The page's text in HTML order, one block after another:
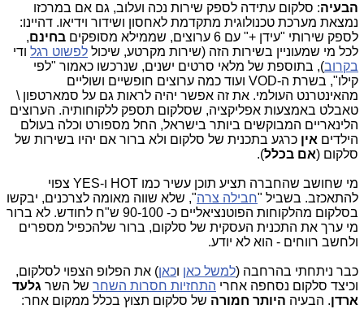
הבעיה: סלקום עתידה לספק שירות נכה ועלוב, גם אם במרכזו
נמצאת מערכת טכנולוגית מתקדמת לאחסון ושידור וידיאו. דהיינו:
לספק שירותי "עידן +" עם 6 ערוצים, שממילא מסופקים
בחינם,
לכל מי שמעוניין בשירות הזה (שירות מקרטע, שיכול לפשוט רגל ודי
בקרוב), בתוספת של מלאי סרטים ישנים, שנרכשו כאמור "לפי
קילו", בשרת ה-VOD ועוד כמה ערוצים חופשיים ושוליים
מהאינטרנט העולמי. את זה אפשר יהיה לראות גם על סמארטפון \
טאבלט באמצעות אפליקציה, שסלקום תספק ללקוחותיה. הערוצים
הלינאריים המבוקשים ביותר בישראל, החל מספורט וכלה בעולם
הילדים אין כרגע בתכנית של סלקום ולא ברור אם יהיו בשירות של
סלקום (אם בכלל).
מי שחושב שהחברה תציע תוכן עשיר כמו HOT ו-YES צפוי
להתאכזב. בשביל "חבילה צרה", שלא שווה מאומה לצרכנים, יבקשו
בסלקום מהלקוחות הפוטנציאליים כ- 90-100 ש"ח לחודש. לא ברור
מי ערך את התכנית העסקית של סלקום, ברור שלהכפיל מספרים
ולחשב רווחים - הוא לא יודע.
כבר ניתחתי בהרחבה (למשל כאן וכאן) את הפלופ הצפוי לסלקום,
וכיצד סלקום נסחפה אחרי התחזיות חסרות השחר של השר גלעד
ארדן. הבעיה היותר חמורה של סלקום תצוץ בכלל ממקום אחר: